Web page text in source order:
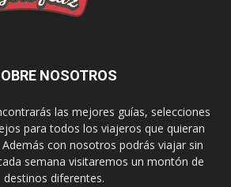
NOSOTROS
las mejores guías, selecciones
para todos los viajeros que quieran
con nosotros podrás viajar sin
semana visitaremos un montón de
destinos diferentes.